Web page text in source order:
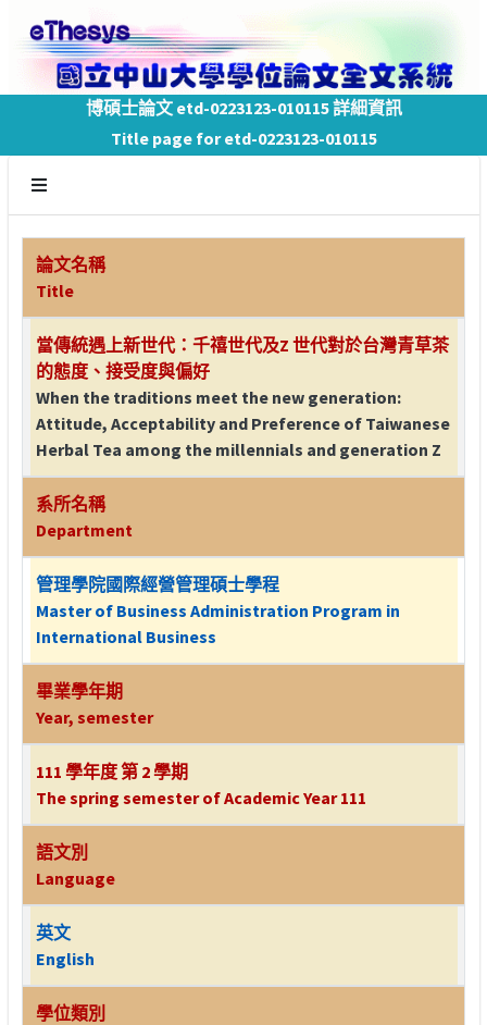
博碩士論文 etd-0223123-010115 詳細資訊
Title page for etd-0223123-010115
論文名稱
Title
當傳統遇上新世代：千禧世代及Z 世代對於台灣青草茶
的態度、接受度與偏好
When the traditions meet the new generation:
Attitude, Acceptability and Preference of Taiwanese
Herbal Tea among the millennials and generation Z
系所名稱
Department
管理學院國際經營管理碩士學程
Master of Business Administration Program in
International Business
畢業學年期
Year, semester
111 學年度 第 2 學期
The spring semester of Academic Year 111
語文別
Language
英文
English
學位類別